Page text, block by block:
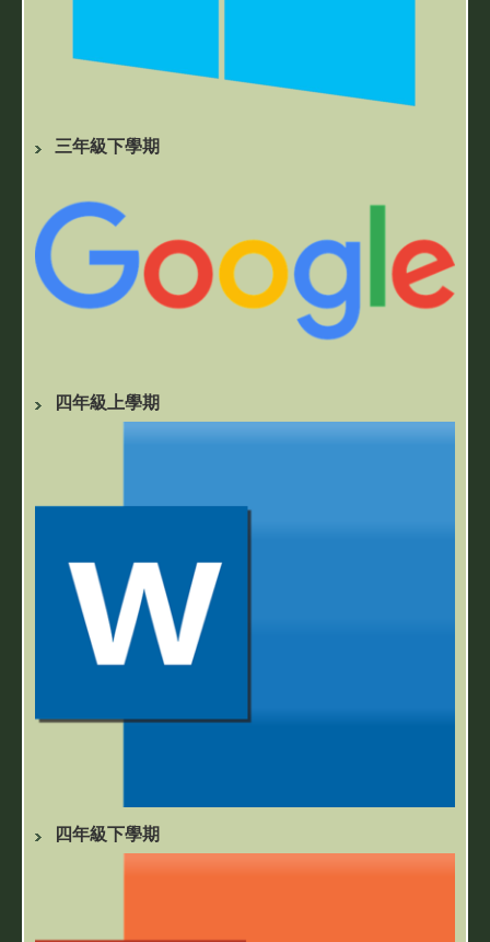
三年級下學期
四年級上學期
四年級下學期